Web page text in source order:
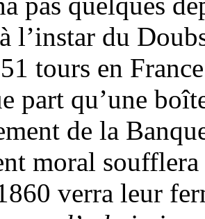
l’instar du
tours en
part qu’une
de la
moral soufflera
verra leur